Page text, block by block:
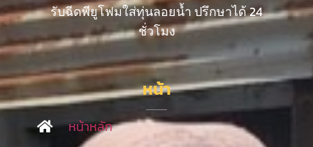
รับฉีดพียูโฟมใส่ทุ่นลอยน้ำ ปรึกษาได้ 24
ชั่วโมง
หน้า
หน้าหลัก